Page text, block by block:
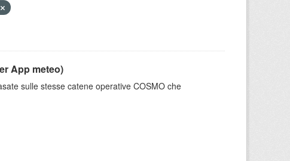
App meteo)
sulle stesse catene operative COSMO che